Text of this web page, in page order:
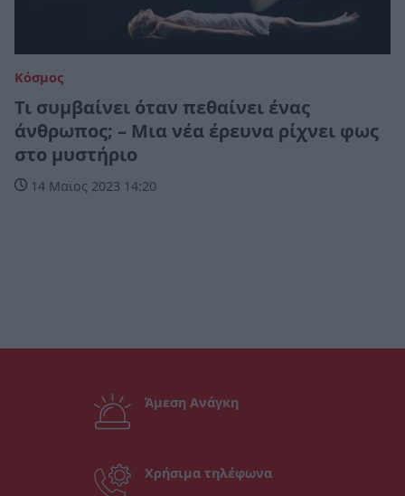
Κόσμος
Τι συμβαίνει όταν πεθαίνει ένας
άνθρωπος; – Μια νέα έρευνα ρίχνει φως
στο μυστήριο
14 Μαϊος 2023 14:20
Άμεση Ανάγκη
Χρήσιμα τηλέφωνα